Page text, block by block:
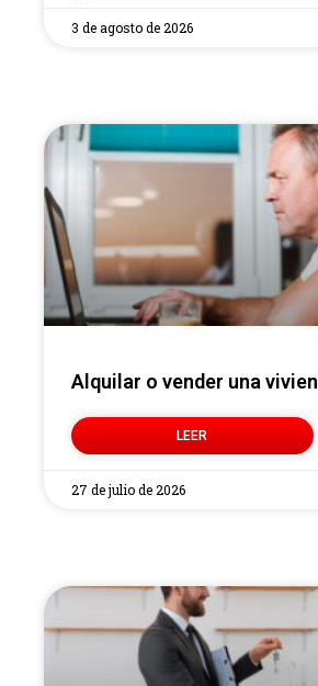
3 de agosto de 2026
Alquilar o vender una
LEER
27 de julio de 2026